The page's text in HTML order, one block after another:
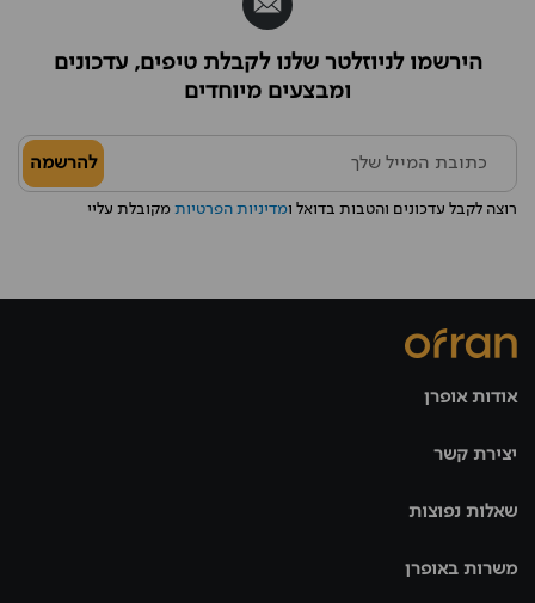
הירשמו לניוזלטר שלנו לקבלת טיפים, עדכונים
ומבצעים מיוחדים
רוצה לקבל עדכונים והטבות בדואל ומדיניות הפרטיות מקובלת עליי
להרשמה
אודות אופרן
יצירת קשר
שאלות נפוצות
משרות באופרן